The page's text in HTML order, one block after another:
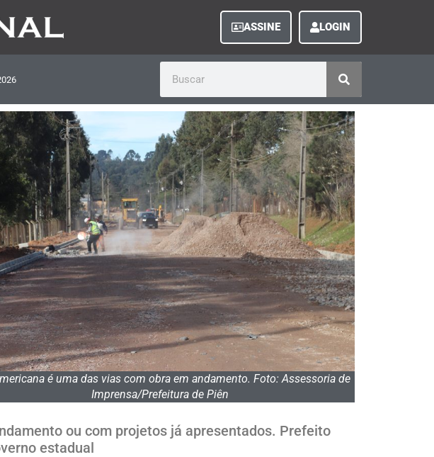
ASSINE LOGIN
é uma das vias com obra em andamento. Foto: Assessoria de
Imprensa/Prefeitura de Piên
ou com projetos já apresentados. Prefeito
estadual